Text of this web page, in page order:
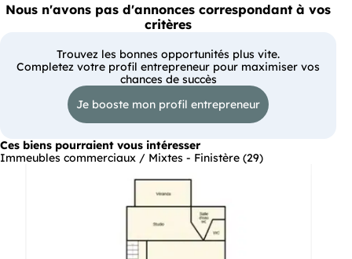
Nous n'avons pas d'annonces correspondant à vos
critères
Trouvez les bonnes opportunités plus vite.
Completez votre profil entrepreneur pour maximiser vos
chances de succès
Je booste mon profil entrepreneur
Ces biens pourraient vous intéresser
Immeubles commerciaux / Mixtes - Finistère (29)